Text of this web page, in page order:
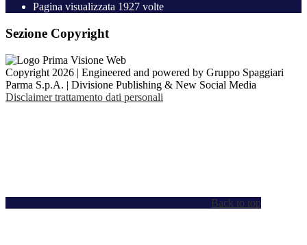
Pagina visualizzata 1927 volte
Sezione Copyright
Copyright 2026 | Engineered and powered by Gruppo Spaggiari
Parma S.p.A. | Divisione Publishing & New Social Media
Disclaimer trattamento dati personali
Back to top